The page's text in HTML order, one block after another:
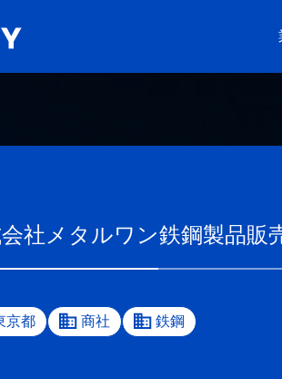
社メタルワン鉄鋼製品販
京都 商社 鉄鋼